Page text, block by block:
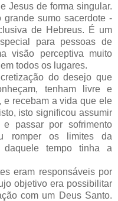
Jesus de forma singular.
sumo sacerdote -
de Hebreus. É um
para pessoas de
visão perceptiva muito
todos os lugares.
do desejo que
tenham livre e
e recebam a vida que ele
isto significou assumir
passar por sofrimento
romper os limites da
daquele tempo tinha a
eram responsáveis por
objetivo era possibilitar
com um Deus Santo.